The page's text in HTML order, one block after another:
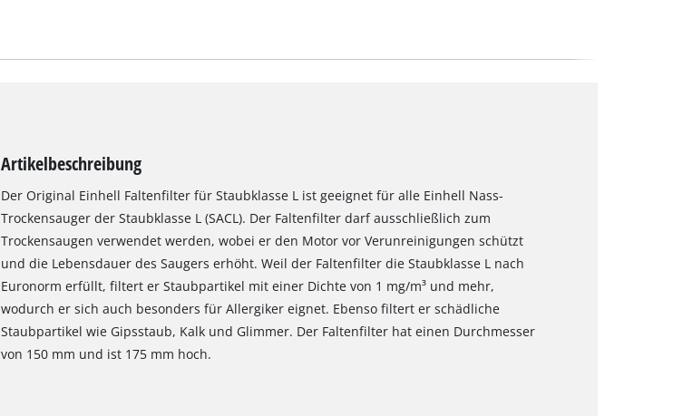
Artikelbeschreibung
Der Original Einhell Faltenfilter für Staubklasse L ist geeignet für alle Einhell Nass-
Trockensauger der Staubklasse L (SACL). Der Faltenfilter darf ausschließlich zum
Trockensaugen verwendet werden, wobei er den Motor vor Verunreinigungen schützt
und die Lebensdauer des Saugers erhöht. Weil der Faltenfilter die Staubklasse L nach
Euronorm erfüllt, filtert er Staubpartikel mit einer Dichte von 1 mg/m³ und mehr,
wodurch er sich auch besonders für Allergiker eignet. Ebenso filtert er schädliche
Staubpartikel wie Gipsstaub, Kalk und Glimmer. Der Faltenfilter hat einen Durchmesser
von 150 mm und ist 175 mm hoch.